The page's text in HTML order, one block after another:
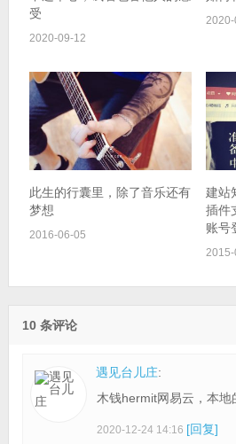
受
2020-09-12
此生的行囊里，除了音乐还有
梦想
2016-06-05
建站
插件
账号
10 条评论
遇见台儿庄:
木钱hermit网易云，本地
2020-12-24 14:16 [回复]